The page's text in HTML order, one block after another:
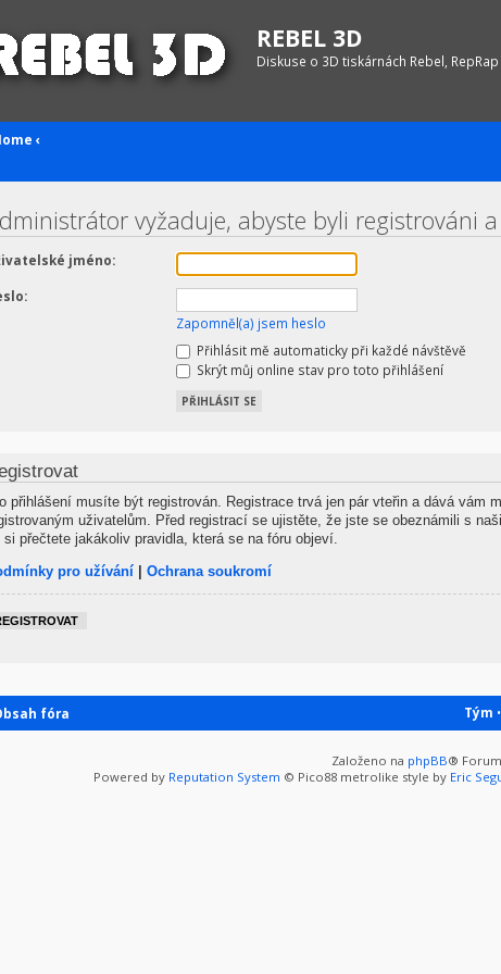
REBEL 3D
Diskuse o 3D tiskárnách Rebel,
‹
vyžaduje, abyste byli registrováni
jméno:
Zapomněl(a) jsem heslo
Přihlásit mě automaticky při každé návštěvě
Skrýt můj online stav pro toto přihlášení
přihlášení musíte být registrován. Registrace trvá jen pár vteřin a dává
uživatelům. Před registrací se ujistěte, že jste se obeznámili s
si přečtete jakákoliv pravidla, která se na fóru objeví.
pro užívání | Ochrana soukromí
fóra Tým •
Založeno na phpBB®
Powered by Reputation System © Pico88 metrolike style by Eric